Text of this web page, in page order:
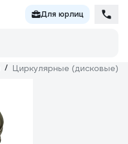
Для юрлиц
/ Циркулярные (дисковые)